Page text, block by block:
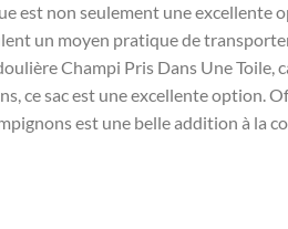
est non seulement une excellente
un moyen pratique de
Champi Pris Dans Une Toile,
ce sac est une excellente option.
est une belle addition à la